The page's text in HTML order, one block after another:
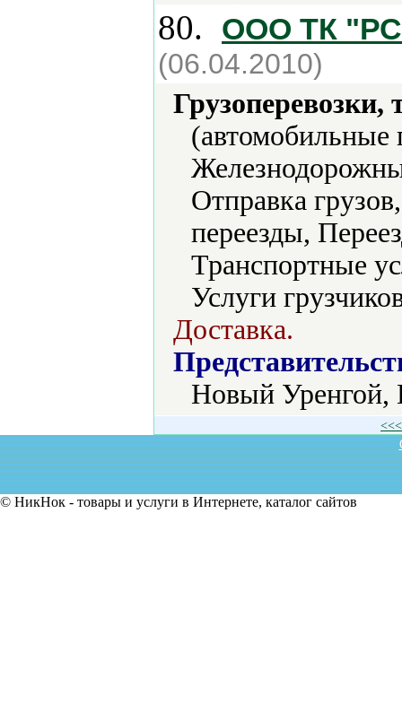
80. ООО ТК
(06.04.2010)
(автомобильные
Отправка
переезды,
Транспортные
Услуги
Доставка.
Новый Уренгой,
<<<
© НикНок - товары и услуги в Интернете, каталог сайтов